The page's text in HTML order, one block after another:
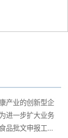
产业的创新型企
进一步扩大业务
品批文申报工